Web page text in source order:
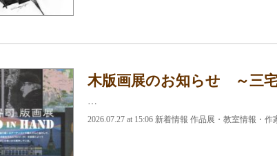
木版画展のお知らせ ～三
2026.07.27 at 15:06 新着情報 作品展・教室情報・作